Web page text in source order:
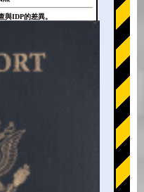
與IDP的差異。